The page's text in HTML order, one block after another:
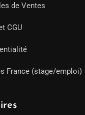
de Ventes
CGU
France (stage/emploi)